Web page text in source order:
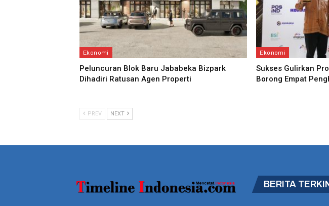
Ekonomi
Peluncuran Blok Baru Jababeka Bizpark
Dihadiri Ratusan Agen Properti
Ekonomi
Sukses Gulirkan
Borong Empat
PREV NEXT
BERITA TERKINI